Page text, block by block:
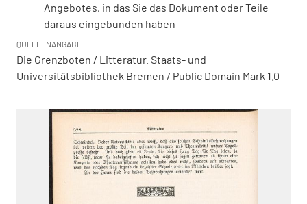
Angebotes, in das Sie das Dokument oder Teile
daraus eingebunden haben
QUELLENANGABE
Die Grenzboten / Litteratur. Staats- und
Universitätsbibliothek Bremen / Public Domain Mark 1.0